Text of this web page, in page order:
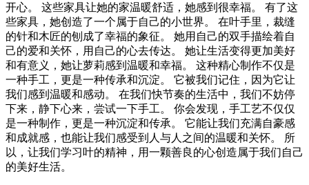
开心。 这些家具让她的家温暖舒适，她感到很幸福。 有了这
些家具，她创造了一个属于自己的小世界。 在叶手里，裁缝
的针和木匠的刨成了幸福的象征。 她用自己的双手描绘着自
己的爱和关怀，用自己的心去传达。 她让生活变得更加美好
和有意义，她让萝莉感到温暖和幸福。 这种精心制作不仅是
一种手工，更是一种传承和沉淀。 它被我们记住，因为它让
我们感到温暖和感动。 在我们快节奏的生活中，我们不妨停
下来，静下心来，尝试一下手工。 你会发现，手工艺不仅仅
是一种制作，更是一种沉淀和传承。 它能让我们充满自豪感
和成就感，也能让我们感受到人与人之间的温暖和关怀。 所
以，让我们学习叶的精神，用一颗善良的心创造属于我们自己
的美好生活。